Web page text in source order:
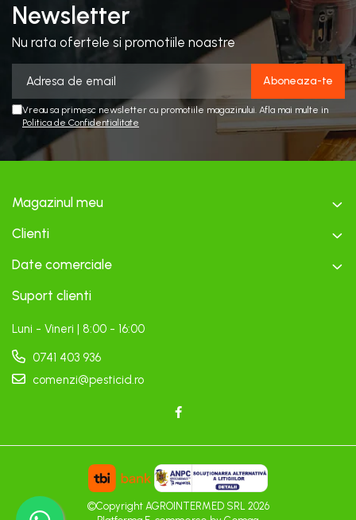
Newsletter
Nu rata ofertele si promotiile noastre
Vreau sa primesc newsletter cu promotiile magazinului. Afla mai multe in
Politica de Confidentialitate
Magazinul meu
Clienti
Date comerciale
Suport clienti
Luni - Vineri | 8:00 - 16:00
0741 403 936
comenzi@pesticid.ro
©Copyright AGROINTERMED SRL 2026